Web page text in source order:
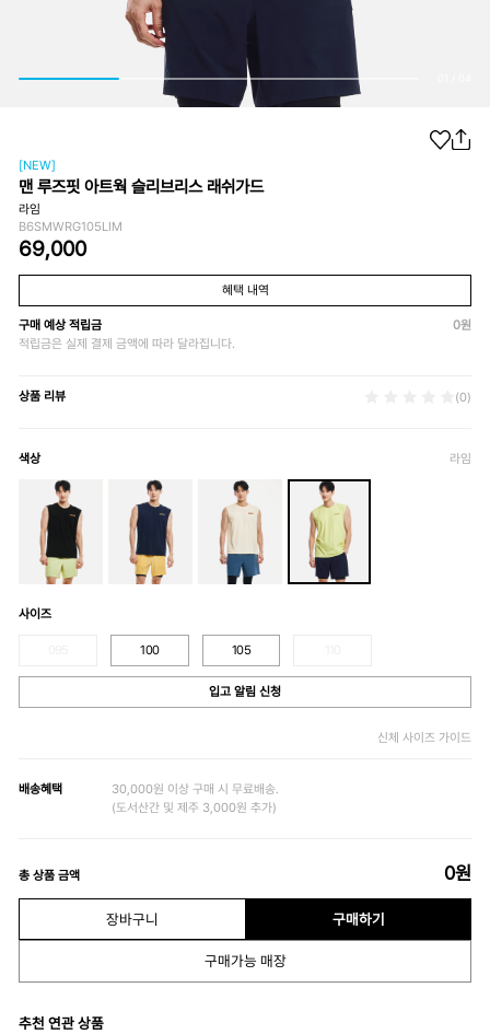
[NEW]
맨 루즈핏 아트웍 슬리브리스 래쉬가드
라임
B6SMWRG105LIM
69,000
혜택 내역
구매 예상 적립금 0원
적립금은 실제 결제 금액에 따라 달라집니다.
상품 리뷰 (0)
색상 라임
사이즈
100 105
입고 알림 신청
신체 사이즈 가이드
배송혜택
30,000원 이상 구매 시 무료배송.
(도서산간 및 제주 3,000원 추가)
총 상품 금액 0원
장바구니 구매하기
구매가능 매장
추천 연관 상품